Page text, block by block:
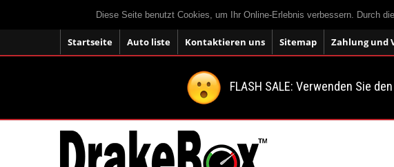
Diese Seite benutzt Cookies, um Ihr Online-Erlebnis verbessern. Durch
Startseite Auto liste Kontaktieren uns Sitemap Zahlung und
FLASH SALE: Verwenden Sie